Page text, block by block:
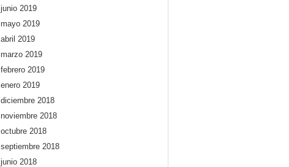
junio 2019
mayo 2019
abril 2019
marzo 2019
febrero 2019
enero 2019
diciembre 2018
noviembre 2018
octubre 2018
septiembre 2018
junio 2018